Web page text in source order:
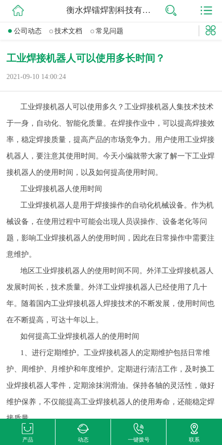
网站首页
公司动态
衡水焊镭焊割科技有限公司
公司动态 技术文档 常见问题
工业焊接机器人可以使用多长时间？
2021-09-10 14:00:24
工业焊接机器人可以使用多久？工业焊接机器人集技术技术
于一身，自动化、智能化质量。在焊接作业中，可以提高焊接效
率，稳定焊接质量，提高产品的市场竞争力。用户使用工业焊接
机器人，要注意其使用时间。今天小编就带大家了解一下工业焊
接机器人的使用时间，以及如何提高使用时间。
工业焊接机器人使用时间
工业焊接机器人是用于焊接操作的自动化机械设备。作为机
械设备，在使用过程中可能会出现人员误操作、设备老化等问
题，影响工业焊接机器人的使用时间，因此在日常操作中需要注
意维护。
地区工业焊接机器人的使用时间不同。外洋工业焊接机器人
发展时间长，技术质量。外洋工业焊接机器人已经使用了几十
年。随着国内工业焊接机器人焊接技术的不断发展，使用时间也
在不断提高，可达十年以上。
如何提高工业焊接机器人的使用时间
1、进行定期维护。工业焊接机器人的定期维护包括日常维
护、周维护、月维护和年度维护。定期进行清洁工作，及时换工
业焊接机器人零件，定期涂抹润滑油。保持各轴的灵活性，做好
维护保养，不仅能提高工业焊接机器人的使用寿命，还能稳定焊
接质量。
2、提高操作人员的技能水平。不熟练的操作人员在使用过
产品 动态 一键拨号 联系